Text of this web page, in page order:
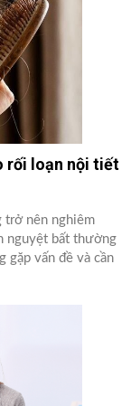
rối loạn nội tiết
trở nên nghiêm
nguyệt bất thường
gặp vấn đề và cần